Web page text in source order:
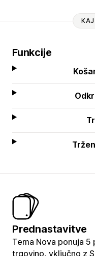
KAJ
Funkcije
Prednastavitve
Tema Nova ponuja 5
trgovino, vključno z